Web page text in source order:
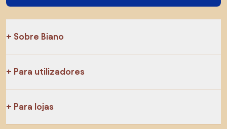
Sobre Biano
Para utilizadores
Para lojas